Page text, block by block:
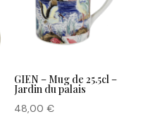
GIEN – Mug de 25.5cl –
Jardin du palais
48,00€